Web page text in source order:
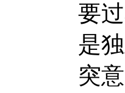
要
是
突